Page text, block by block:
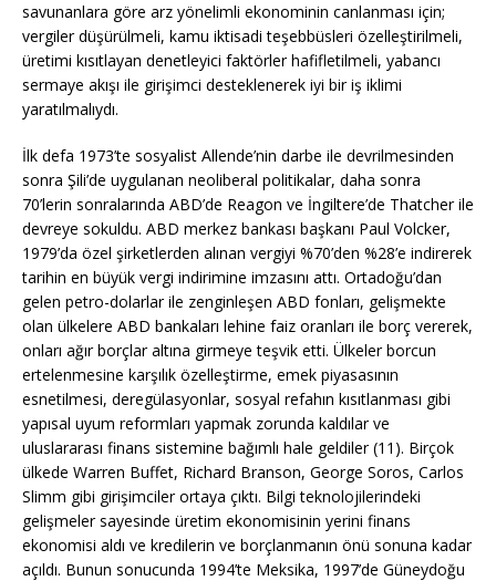
savunanlara göre arz yönelimli ekonominin canlanması için;
vergiler düşürülmeli, kamu iktisadi teşebbüsleri özelleştirilmeli,
üretimi kısıtlayan denetleyici faktörler hafifletilmeli, yabancı
sermaye akışı ile girişimci desteklenerek iyi bir iş iklimi
yaratılmalıydı.
İlk defa 1973’te sosyalist Allende’nin darbe ile devrilmesinden
sonra Şili’de uygulanan neoliberal politikalar, daha sonra
70’lerin sonralarında ABD’de Reagon ve İngiltere’de Thatcher ile
devreye sokuldu. ABD merkez bankası başkanı Paul Volcker,
1979’da özel şirketlerden alınan vergiyi %70’den %28’e indirerek
tarihin en büyük vergi indirimine imzasını attı. Ortadoğu’dan
gelen petro-dolarlar ile zenginleşen ABD fonları, gelişmekte
olan ülkelere ABD bankaları lehine faiz oranları ile borç vererek,
onları ağır borçlar altına girmeye teşvik etti. Ülkeler borcun
ertelenmesine karşılık özelleştirme, emek piyasasının
esnetilmesi, deregülasyonlar, sosyal refahın kısıtlanması gibi
yapısal uyum reformları yapmak zorunda kaldılar ve
uluslararası finans sistemine bağımlı hale geldiler (11). Birçok
ülkede Warren Buffet, Richard Branson, George Soros, Carlos
Slimm gibi girişimciler ortaya çıktı. Bilgi teknolojilerindeki
gelişmeler sayesinde üretim ekonomisinin yerini finans
ekonomisi aldı ve kredilerin ve borçlanmanın önü sonuna kadar
açıldı. Bunun sonucunda 1994’te Meksika, 1997’de Güneydoğu